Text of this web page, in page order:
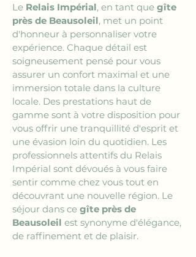
Le Relais Impérial, en tant que gîte
près de Beausoleil, met un point
d'honneur à personnaliser votre
expérience. Chaque détail est
soigneusement pensé pour vous
assurer un confort maximal et une
immersion totale dans la culture
locale. Des prestations haut de
gamme sont à votre disposition pour
vous offrir une tranquillité d'esprit et
une évasion loin du quotidien. Les
professionnels attentifs du Relais
Impérial sont dévoués à vous faire
sentir comme chez vous tout en
découvrant une nouvelle région. Le
séjour dans ce gîte près de
Beausoleil est synonyme d'élégance,
de raffinement et de plaisir.